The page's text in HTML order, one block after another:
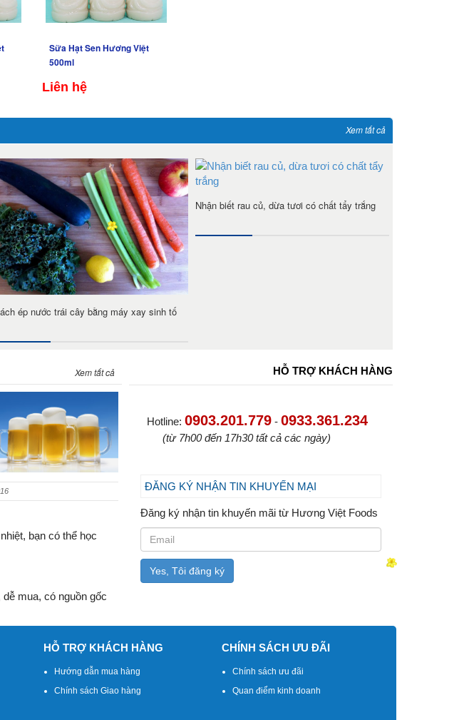
Sữa Hạt Sen Hương Việt
500ml
Liên hệ
Xem tất cả
ép nước trái cây bằng máy xay sinh tố
Nhận biết rau củ, dừa tươi có chất tẩy trắng
Xem tất cả
bạn có thể học
mua, có nguồn gốc
HỖ TRỢ KHÁCH HÀNG
Hotline: 0903.201.779 - 0933.361.234
(từ 7h00 đến 17h30 tất cả các ngày)
ĐĂNG KÝ NHẬN TIN KHUYẾN MẠI
Đăng ký nhận tin khuyến mãi từ Hương Việt Foods
HỖ TRỢ KHÁCH HÀNG
Hướng dẫn mua hàng
Chính sách Giao hàng
CHÍNH SÁCH ƯU ĐÃI
Chính sách ưu đãi
Quan điểm kinh doanh